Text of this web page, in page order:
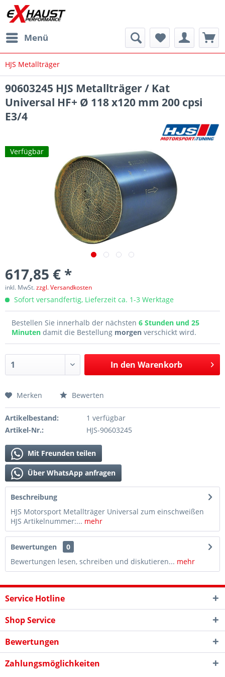
Menü
HJS Metallträger
90603245 HJS Metallträger / Kat
Universal HF+ Ø 118 x120 mm 200 cpsi
E3/4
Verfügbar
617,85 € *
inkl. MwSt.zzgl. Versandkosten
Sofort versandfertig, Lieferzeit ca. 1-3 Werktage
Bestellen Sie innerhalb der nächsten 6 Stunden und 25
Minuten damit die Bestellung morgen verschickt wird.
In den Warenkorb
Merken Bewerten
Artikelbestand:
1 verfügbar
Artikel-Nr.:
HJS-90603245
Mit Freunden teilen
Über WhatsApp anfragen
Beschreibung
HJS Motorsport Metallträger Universal zum einschweißen
HJS Artikelnummer:... mehr
Bewertungen
0
Bewertungen lesen, schreiben und diskutieren... mehr
Service Hotline
Shop Service
Bewertungen
Zahlungsmöglichkeiten